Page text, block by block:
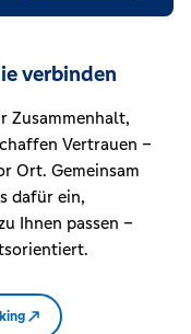
verbinden
Zusammenhalt,
Vertrauen –
Ort. Gemeinsam
dafür ein,
Ihnen passen –